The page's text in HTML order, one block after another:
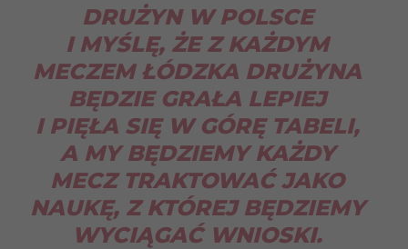
DRUŻYN W POLSCE
I MYŚLĘ, ŻE Z KAŻDYM
MECZEM ŁÓDZKA DRUŻYNA
BĘDZIE GRAŁA LEPIEJ
I PIĘŁA SIĘ W GÓRĘ TABELI,
A MY BĘDZIEMY KAŻDY
MECZ TRAKTOWAĆ JAKO
NAUKĘ, Z KTÓREJ BĘDZIEMY
WYCIĄGAĆ WNIOSKI.